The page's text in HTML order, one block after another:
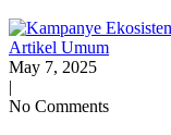
Artikel Umum
May 7, 2025
|
No Comments